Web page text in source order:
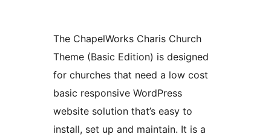
The ChapelWorks Charis Church
Theme (Basic Edition) is designed
for churches that need a low cost
basic responsive WordPress
website solution that’s easy to
install, set up and maintain. It is a